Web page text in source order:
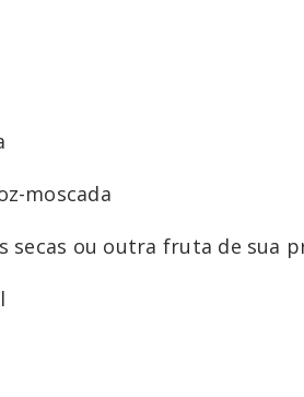
moscada
secas ou outra fruta de sua